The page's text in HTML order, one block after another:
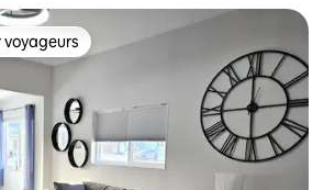
les plus appréciés